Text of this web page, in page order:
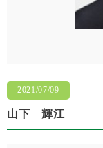
山下 輝江
2021/07/09